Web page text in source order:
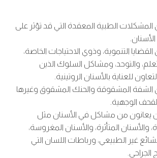
المشكلات الطبية المعقدة التي قد تؤثر على
الأسنان.
التنموية، وذوي الاحتياجات الخاصة،
والتوحد، ومشاكل السلوك الذين
للعناية بالأسنان الروتينية.
الشفة المشقوقة والحنك المشقوق وغيرها
الوجهية.
يعانون من مشاكل في الأسنان مثل
والأسنان المتأثرة، والأسنان المغروسة،
غير الطبيعي، ورباطات اللسان التي
الجراحي.